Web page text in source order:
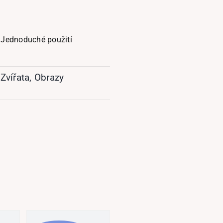
Jednoduché použití
, Obrazy